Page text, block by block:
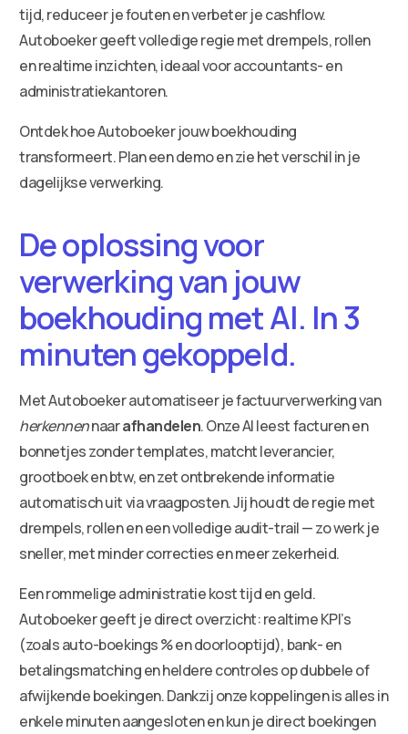
tijd, reduceer je fouten en verbeter je cashflow.
Autoboeker geeft volledige regie met drempels, rollen
en realtime inzichten, ideaal voor accountants- en
administratiekantoren.
Ontdek hoe Autoboeker jouw boekhouding
transformeert. Plan een demo en zie het verschil in je
dagelijkse verwerking.
De oplossing voor
verwerking van jouw
boekhouding met AI. In 3
minuten gekoppeld.
Met Autoboeker automatiseer je factuurverwerking van
herkennennaarafhandelen. Onze AI leest facturen en
bonnetjes zonder templates, matcht leverancier,
grootboek en btw, en zet ontbrekende informatie
automatisch uit via vraagposten. Jij houdt de regie met
drempels, rollen en een volledige audit-trail — zo werk je
sneller, met minder correcties en meer zekerheid.
Een rommelige administratie kost tijd en geld.
Autoboeker geeft je direct overzicht: realtime KPI’s
(zoals auto-boekings % en doorlooptijd), bank- en
betalingsmatching en heldere controles op dubbele of
afwijkende boekingen. Dankzij onze koppelingen is alles in
enkele minuten aangesloten en kun je direct boekingen